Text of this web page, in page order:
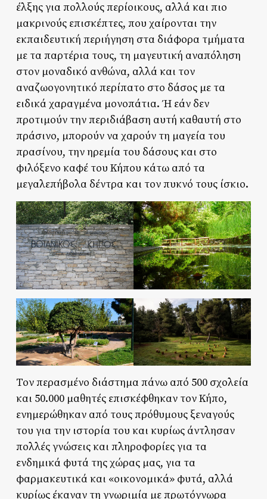
έλξης για πολλούς περίοικους, αλλά και πιο
μακρινούς επισκέπτες, που χαίρονται την
εκπαιδευτική περιήγηση στα διάφορα τμήματα
με τα παρτέρια τους, τη μαγευτική αναπόληση
στον μοναδικό ανθώνα, αλλά και τον
αναζωογονητικό περίπατο στο δάσος με τα
ειδικά χαραγμένα μονοπάτια. Ή εάν δεν
προτιμούν την περιδιάβαση αυτή καθαυτή στο
πράσινο, μπορούν να χαρούν τη μαγεία του
πρασίνου, την ηρεμία του δάσους και στο
φιλόξενο καφέ του Κήπου κάτω από τα
μεγαλεπήβολα δέντρα και τον πυκνό τους ίσκιο.
Τον περασμένο διάστημα πάνω από 500 σχολεία
και 50.000 μαθητές επισκέφθηκαν τον Κήπο,
ενημερώθηκαν από τους πρόθυμους ξεναγούς
του για την ιστορία του και κυρίως άντλησαν
πολλές γνώσεις και πληροφορίες για τα
ενδημικά φυτά της χώρας μας, για τα
φαρμακευτικά και «οικονομικά» φυτά, αλλά
κυρίως έκαναν τη γνωριμία με πρωτόγνωρα